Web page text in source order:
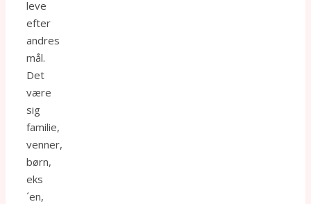
leve
efter
andres
mål.
Det
være
sig
familie,
venner,
børn,
eks
´en,